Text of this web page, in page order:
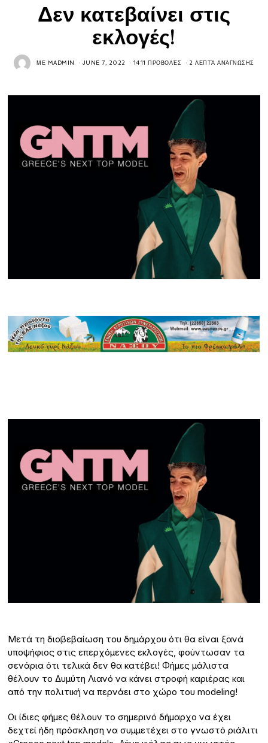
Δεν κατεβαίνει στις
εκλογές!
ΜΕ MADMIN JUNE 7, 2022 1411 ΠΡΟΒΟΛΈΣ 2 ΛΕΠΤΆ ΑΝΆΓΝΩΣΗΣ
Μετά τη διαβεβαίωση του δημάρχου ότι θα είναι ξανά
υποψήφιος στις επερχόμενες εκλογές, φούντωσαν τα
σενάρια ότι τελικά δεν θα κατέβει! Φήμες μάλιστα
θέλουν το Δυμύτη Λιανό να κάνει στροφή καριέρας και
από την πολιτική να περνάει στο χώρο του modeling!
Οι ίδιες φήμες θέλουν το σημερινό δήμαρχο να έχει
δεχτεί ήδη πρόσκληση να συμμετέχει στο γνωστό ριάλιτι